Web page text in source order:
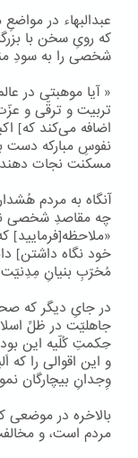
عبدالبهاء در
که رویِ سخن با
شخصی را به سودِ
« آیا موهبتی در
تربیت و ترقّی و
اضافه می‌کند که]
نفوسِ مبارکه دست
مسکنت نجات
آنگاه به مردم
چه مقاصدِ شخصی
خود نگاه داشتن]
مُخرّبِ بنیانِ مِدِنیّت
در جایِ دیگر که
جاهلیّت در ظلِّ
حِکمتِ کُلّیه این بود
و این اقوالی را
وِجدانِ بیچارگان
بالاخره در موضعی
مردم است، و